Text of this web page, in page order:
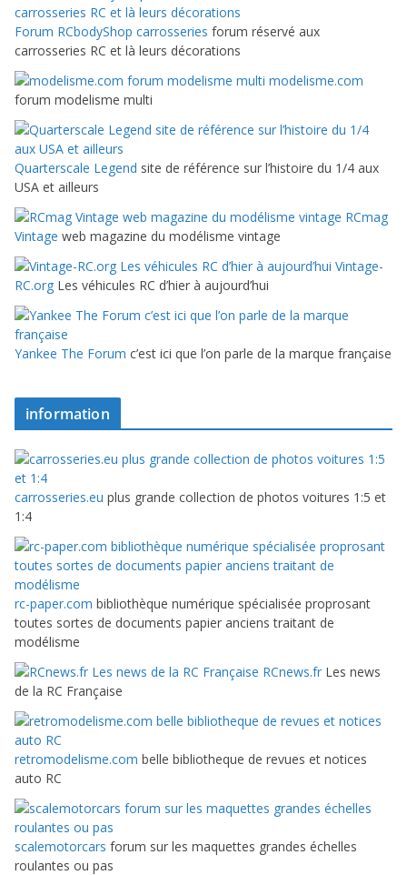
Forum RCbodyShop carrosseries forum réservé aux
carrosseries RC et là leurs décorations
modelisme.com
forum modelisme multi
Quarterscale Legend site de référence sur l’histoire du 1/4 aux
USA et ailleurs
RCmag
Vintage web magazine du modélisme vintage
Vintage-
RC.org Les véhicules RC d’hier à aujourd’hui
Yankee The Forum c’est ici que l’on parle de la marque française
information
carrosseries.eu plus grande collection de photos voitures 1:5 et
1:4
rc-paper.com bibliothèque numérique spécialisée proprosant
toutes sortes de documents papier anciens traitant de
modélisme
RCnews.fr Les news
de la RC Française
retromodelisme.com belle bibliotheque de revues et notices
auto RC
scalemotorcars forum sur les maquettes grandes échelles
roulantes ou pas